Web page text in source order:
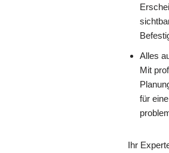
Alles
Mit
für
Ihr